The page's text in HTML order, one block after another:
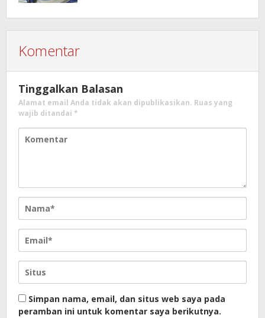
Komentar
Tinggalkan Balasan
Alamat email Anda tidak akan dipublikasikan. Ruas yang
wajib ditandai *
Simpan nama, email, dan situs web saya pada
peramban ini untuk komentar saya berikutnya.